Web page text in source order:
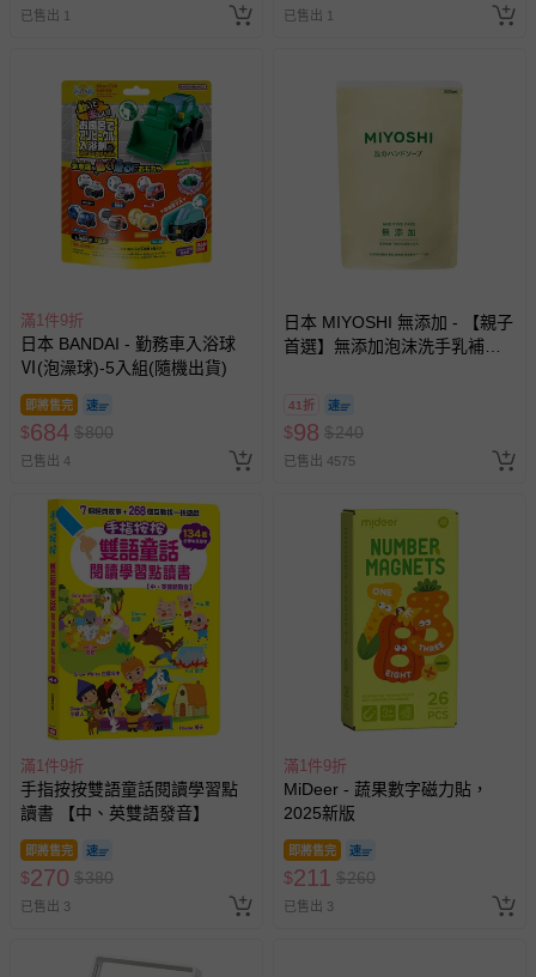
已售出 1 已售出 1
滿1件9折
日本 BANDAI - 勤務車入浴球
Ⅵ(泡澡球)-5入組(隨機出貨)
即將售完
$684 $800
已售出 4
日本 MIYOSHI 無添加 - 【親子
首選】無添加泡沫洗手乳補充
41折
$98 $240
已售出 4575
滿1件9折
手指按按雙語童話閱讀學習點
讀書 【中、英雙語發音】
即將售完
$270 $380
已售出 3
滿1件9折
MiDeer - 蔬果數字磁力貼，
2025新版
即將售完
$211 $260
已售出 3